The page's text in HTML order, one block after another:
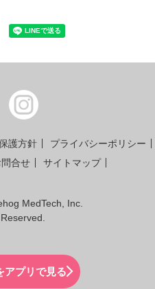
アプリで見る
護方針
プライバシーポリシー
問合せ サイトマップ
MedTech, Inc.